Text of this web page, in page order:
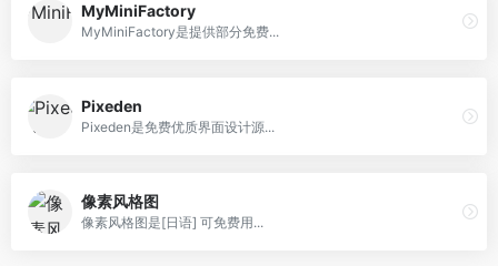
MyMiniFactory
MyMiniFactory是提供部分免费...
Pixeden
Pixeden是免费优质界面设计源...
像素风格图
像素风格图是[日语] 可免费用...